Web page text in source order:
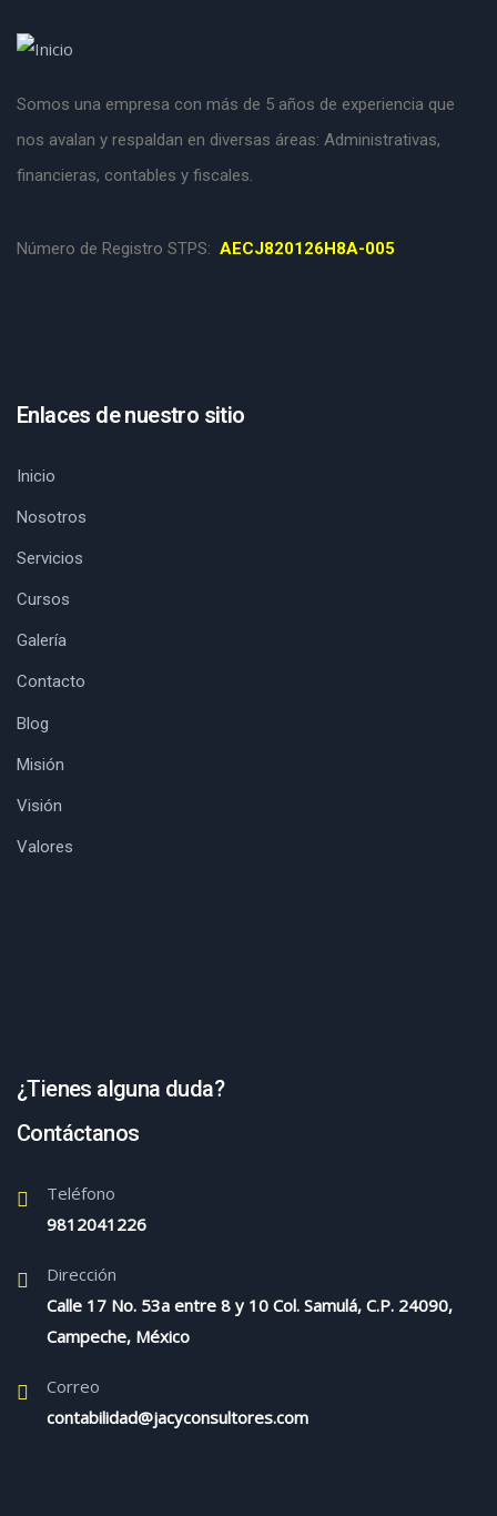
Somos una empresa con más de 5 años de experiencia que
nos avalan y respaldan en diversas áreas: Administrativas,
financieras, contables y fiscales.
Número de Registro STPS: AECJ820126H8A-005
Enlaces de nuestro sitio
Inicio
Nosotros
Servicios
Cursos
Galería
Contacto
Blog
Misión
Visión
Valores
¿Tienes alguna duda?
Contáctanos
Teléfono
9812041226
Dirección
Calle 17 No. 53a entre 8 y 10 Col. Samulá, C.P. 24090,
Campeche, México
Correo
contabilidad@jacyconsultores.com